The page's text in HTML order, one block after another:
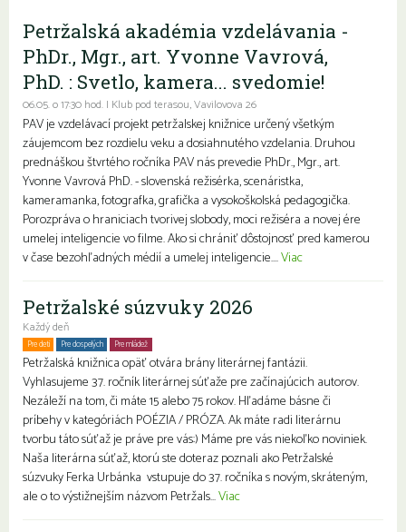
Petržalská akadémia vzdelávania -
PhDr., Mgr., art. Yvonne Vavrová,
PhD. : Svetlo, kamera... svedomie!
06.05. o 17:30 hod. | Klub pod terasou, Vavilovova 26
PAV je vzdelávací projekt petržalskej knižnice určený všetkým
záujemcom bez rozdielu veku a dosiahnutého vzdelania. Druhou
prednáškou štvrtého ročníka PAV nás prevedie PhDr., Mgr., art.
Yvonne Vavrová PhD. - slovenská režisérka, scenáristka,
kameramanka, fotografka, grafička a vysokoškolská pedagogička.
Porozpráva o hraniciach tvorivej slobody, moci režiséra a novej ére
umelej inteligencie vo filme. Ako si chrániť dôstojnosť pred kamerou
v čase bezohľadných médií a umelej inteligencie....Viac
Petržalské súzvuky 2026
Každý deň
Pre deti Pre dospelých Pre mládež
Petržalská knižnica opäť otvára brány literárnej fantázii.
Vyhlasujeme 37. ročník literárnej súťaže pre začínajúcich autorov.
Nezáleží na tom, či máte 15 alebo 75 rokov. Hľadáme básne či
príbehy v kategóriách POÉZIA / PRÓZA. Ak máte radi literárnu
tvorbu táto súťaž je práve pre vás:) Máme pre vás niekoľko noviniek.
Naša literárna súťaž, ktorú ste doteraz poznali ako Petržalské
súzvuky Ferka Urbánka vstupuje do 37. ročníka s novým, skráteným,
ale o to výstižnejším názvom Petržals...Viac